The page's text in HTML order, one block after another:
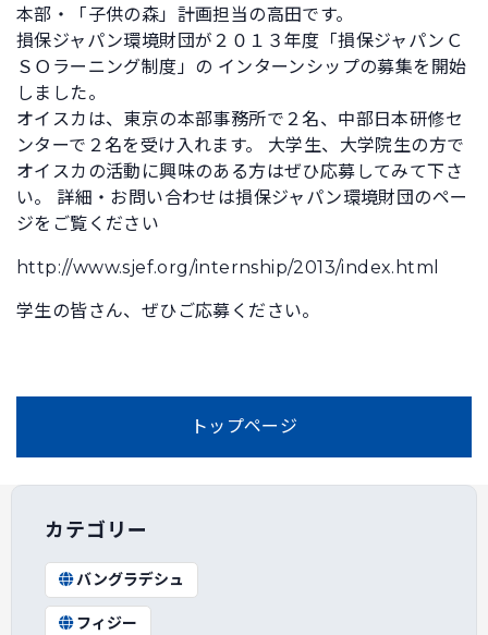
本部・「子供の森」計画担当の高田です。
損保ジャパン環境財団が２０１３年度「損保ジャパンＣ
ＳＯラーニング制度」の インターンシップの募集を開始
しました。
オイスカは、東京の本部事務所で２名、中部日本研修セ
ンターで２名を受け入れます。 大学生、大学院生の方で
オイスカの活動に興味のある方はぜひ応募してみて下さ
い。 詳細・お問い合わせは損保ジャパン環境財団のペー
ジをご覧ください
http://www.sjef.org/internship/2013/index.html
学生の皆さん、ぜひご応募ください。
トップページ
カテゴリー
バングラデシュ
フィジー